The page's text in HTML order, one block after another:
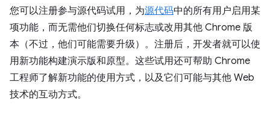
您可以注册参与源代码试用，为源代码中的所有用户启用某
项功能，而无需他们切换任何标志或改用其他 Chrome 版
本（不过，他们可能需要升级）。注册后，开发者就可以使
用新功能构建演示版和原型。这些试用还可帮助 Chrome
工程师了解新功能的使用方式，以及它们可能与其他 Web
技术的互动方式。